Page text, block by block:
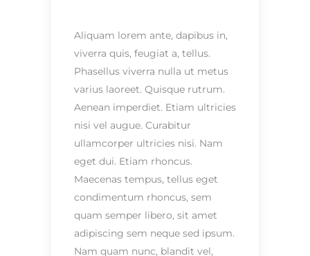
Aliquam lorem ante, dapibus in,
viverra quis, feugiat a, tellus.
Phasellus viverra nulla ut metus
varius laoreet. Quisque rutrum.
Aenean imperdiet. Etiam ultricies
nisi vel augue. Curabitur
ullamcorper ultricies nisi. Nam
eget dui. Etiam rhoncus.
Maecenas tempus, tellus eget
condimentum rhoncus, sem
quam semper libero, sit amet
adipiscing sem neque sed ipsum.
Nam quam nunc, blandit vel,